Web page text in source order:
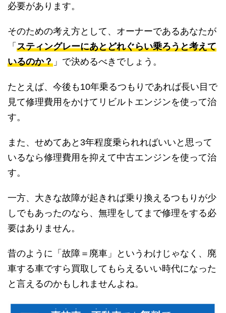
必要があります。
そのための考え方として、オーナーであるあなたが
「 スティングレーにあとどれぐらい乗ろうと考えて
いるのか？ 」で決めるべきでしょう。
たとえば、今後も10年乗るつもりであれば長い目で
見て修理費用をかけてリビルトエンジンを使って治
す。
また、せめてあと3年程度乗られればいいと思って
いるなら修理費用を抑えて中古エンジンを使って治
す。
一方、大きな故障が起きれば乗り換えるつもりが少
しでもあったのなら、無理をしてまで修理をする必
要はありません。
昔のように「故障＝廃車」というわけじゃなく、廃
車する車ですら買取してもらえるいい時代になった
と言えるのかもしれませんよね。